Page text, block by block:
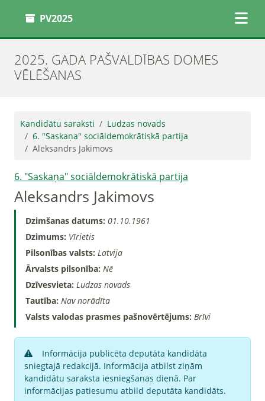
PV2025
2025. GADA PAŠVALDĪBAS DOMES
VĒLĒŠANAS
Kandidātu saraksti
Ludzas novads
6. "Saskaņa" sociāldemokrātiskā partija
Aleksandrs Jakimovs
6. "Saskaņa" sociāldemokrātiskā partija
Aleksandrs Jakimovs
Dzimšanas datums: 01.10.1961
Dzimums: Vīrietis
Pilsonības valsts: Latvija
Ārvalsts pilsonība: Nē
Dzīvesvieta: Ludzas novads
Tautība: Nav norādīta
Valsts valodas prasmes pašnovērtējums: Brīvi
Informācija publicēta deputāta kandidāta
sniegtajā redakcijā. Informācija atbilst ziņām
kandidātu saraksta iesniegšanas dienā. Par
informācijas patiesumu atbild deputāta kandidāts.